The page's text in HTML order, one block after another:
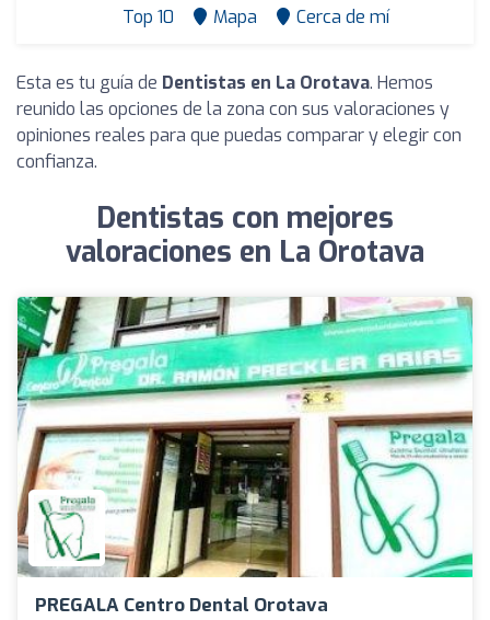
Top 10 Mapa Cerca de mí
Esta es tu guía de Dentistas en La Orotava. Hemos
reunido las opciones de la zona con sus valoraciones y
opiniones reales para que puedas comparar y elegir con
confianza.
Dentistas con mejores
valoraciones en La Orotava
PREGALA Centro Dental Orotava